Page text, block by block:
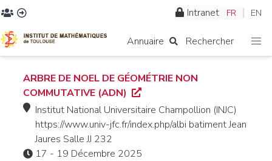
Intranet FR EN
Annuaire Rechercher
ARBRE DE NOEL DE GÉOMÉTRIE NON
COMMUTATIVE (ADN)
Institut National Universitaire Champollion (INJC)
https://www.univ-jfc.fr/index.php/albi batiment Jean
Jaures Salle JJ 232
17 - 19 Décembre 2025